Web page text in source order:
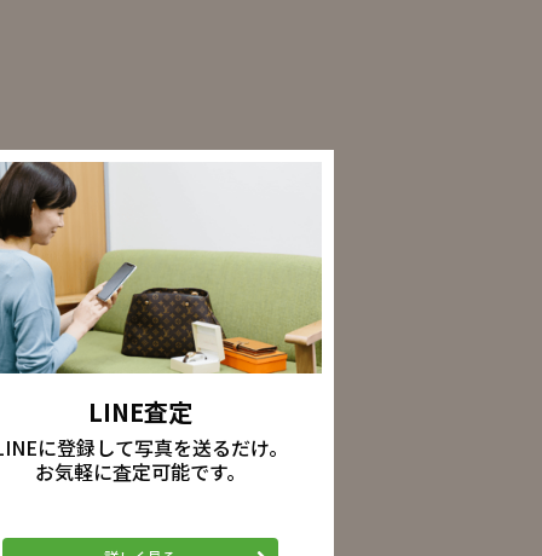
LINE査定
に登録して写真を送るだけ。
お気軽に査定可能です。